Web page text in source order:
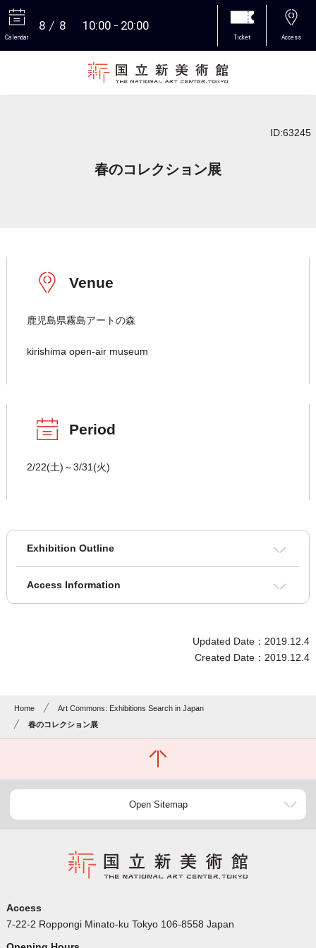
Calendar
8 8 10:00 20:00
Ticket Access
ID:63245
春のコレクション展
Venue
鹿児島県霧島アートの森
kirishima open-air museum
Period
2/22(土)～3/31(火)
Exhibition Outline
Access Information
Updated Date：2019.12.4
Created Date：2019.12.4
Home
Art Commons: Exhibitions Search in Japan
春のコレクション展
Open Sitemap
Access
7-22-2 Roppongi Minato-ku Tokyo 106-8558 Japan